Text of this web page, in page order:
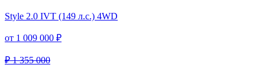
Style 2.0 IVT (149 л.с.) 4WD
от 1 009 000 ₽
₽ 1 355 000